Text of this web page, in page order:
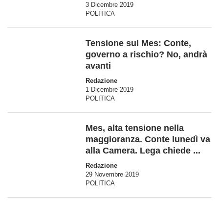
3 Dicembre 2019
POLITICA
Tensione sul Mes: Conte,
governo a rischio? No, andrà
avanti
Redazione
1 Dicembre 2019
POLITICA
Mes, alta tensione nella
maggioranza. Conte lunedì va
alla Camera. Lega chiede ...
Redazione
29 Novembre 2019
POLITICA